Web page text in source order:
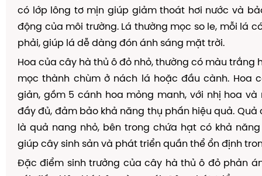
có lớp lông tơ mịn giúp giảm thoát hơi nước và
động của môi trường. Lá thường mọc so le, mỗi lá
phải, giúp lá dễ dàng đón ánh sáng mặt trời.
Hoa của cây hà thủ ô đỏ nhỏ, thường có màu trắng
mọc thành chùm ở nách lá hoặc đầu cành. Hoa
giản, gồm 5 cánh hoa mỏng manh, với nhị hoa và
đầy đủ, đảm bảo khả năng thụ phấn hiệu quả. Quả
là quả nang nhỏ, bên trong chứa hạt có khả
giúp cây sinh sản và phát triển quần thể ổn định
Đặc điểm sinh trưởng của cây hà thủ ô đỏ phản